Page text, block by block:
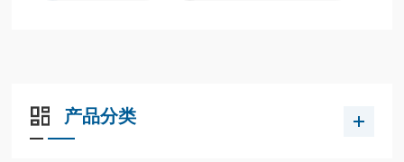
产品分类